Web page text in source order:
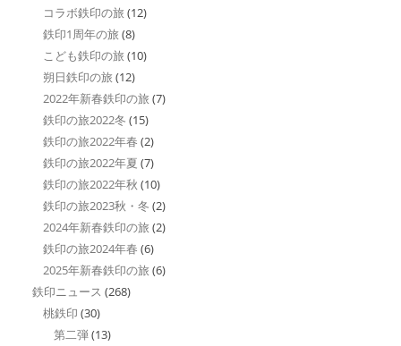
コラボ鉄印の旅 (12)
鉄印1周年の旅 (8)
こども鉄印の旅 (10)
朔日鉄印の旅 (12)
2022年新春鉄印の旅 (7)
鉄印の旅2022冬 (15)
鉄印の旅2022年春 (2)
鉄印の旅2022年夏 (7)
鉄印の旅2022年秋 (10)
鉄印の旅2023秋・冬 (2)
2024年新春鉄印の旅 (2)
鉄印の旅2024年春 (6)
2025年新春鉄印の旅 (6)
鉄印ニュース (268)
桃鉄印 (30)
第二弾(13)